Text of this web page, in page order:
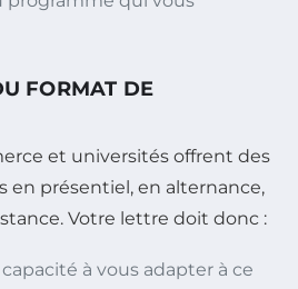
FORMAT DE
et universités offrent des
en présentiel, en alternance,
Votre lettre doit donc :
à vous adapter à ce